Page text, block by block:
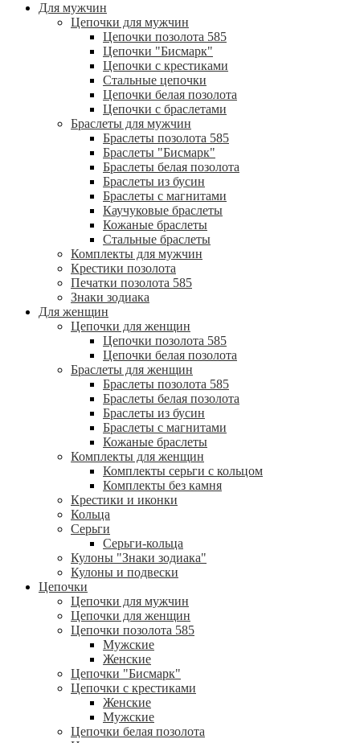
Для мужчин
Цепочки для мужчин
Цепочки позолота 585
Цепочки "Бисмарк"
Цепочки с крестиками
Стальные цепочки
Цепочки белая позолота
Цепочки с браслетами
Браслеты для мужчин
Браслеты позолота 585
Браслеты "Бисмарк"
Браслеты белая позолота
Браслеты из бусин
Браслеты с магнитами
Каучуковые браслеты
Кожаные браслеты
Стальные браслеты
Комплекты для мужчин
Крестики позолота
Печатки позолота 585
Знаки зодиака
Для женщин
Цепочки для женщин
Цепочки позолота 585
Цепочки белая позолота
Браслеты для женщин
Браслеты позолота 585
Браслеты белая позолота
Браслеты из бусин
Браслеты с магнитами
Кожаные браслеты
Комплекты для женщин
Комплекты серьги с кольцом
Комплекты без камня
Крестики и иконки
Кольца
Серьги
Серьги-кольца
Кулоны "Знаки зодиака"
Кулоны и подвески
Цепочки
Цепочки для мужчин
Цепочки для женщин
Цепочки позолота 585
Мужские
Женские
Цепочки "Бисмарк"
Цепочки с крестиками
Женские
Мужские
Цепочки белая позолота